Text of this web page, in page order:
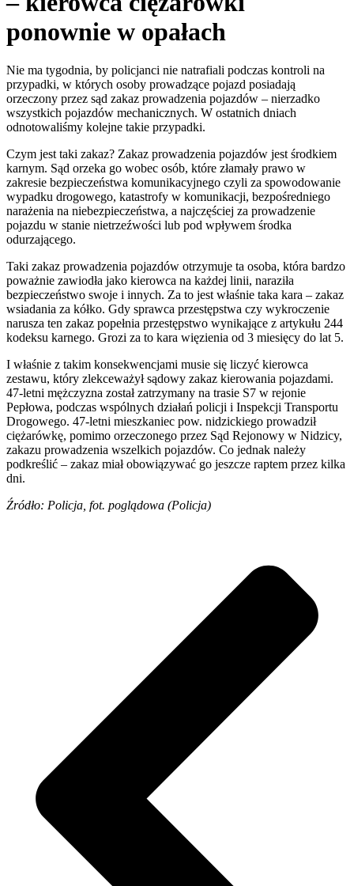
ponownie w opałach
Nie ma tygodnia, by policjanci nie natrafiali podczas kontroli na
przypadki, w których osoby prowadzące pojazd posiadają
orzeczony przez sąd zakaz prowadzenia pojazdów – nierzadko
wszystkich pojazdów mechanicznych. W ostatnich dniach
odnotowaliśmy kolejne takie przypadki.
Czym jest taki zakaz? Zakaz prowadzenia pojazdów jest środkiem
karnym. Sąd orzeka go wobec osób, które złamały prawo w
zakresie bezpieczeństwa komunikacyjnego czyli za spowodowanie
wypadku drogowego, katastrofy w komunikacji, bezpośredniego
narażenia na niebezpieczeństwa, a najczęściej za prowadzenie
pojazdu w stanie nietrzeźwości lub pod wpływem środka
odurzającego.
Taki zakaz prowadzenia pojazdów otrzymuje ta osoba, która bardzo
poważnie zawiodła jako kierowca na każdej linii, naraziła
bezpieczeństwo swoje i innych. Za to jest właśnie taka kara – zakaz
wsiadania za kółko. Gdy sprawca przestępstwa czy wykroczenie
narusza ten zakaz popełnia przestępstwo wynikające z artykułu 244
kodeksu karnego. Grozi za to kara więzienia od 3 miesięcy do lat 5.
I właśnie z takim konsekwencjami musie się liczyć kierowca
zestawu, który zlekceważył sądowy zakaz kierowania pojazdami.
47-letni mężczyzna został zatrzymany na trasie S7 w rejonie
Pepłowa, podczas wspólnych działań policji i Inspekcji Transportu
Drogowego. 47-letni mieszkaniec pow. nidzickiego prowadził
ciężarówkę, pomimo orzeczonego przez Sąd Rejonowy w Nidzicy,
zakazu prowadzenia wszelkich pojazdów. Co jednak należy
podkreślić – zakaz miał obowiązywać go jeszcze raptem przez kilka
dni.
Źródło: Policja, fot. poglądowa (Policja)